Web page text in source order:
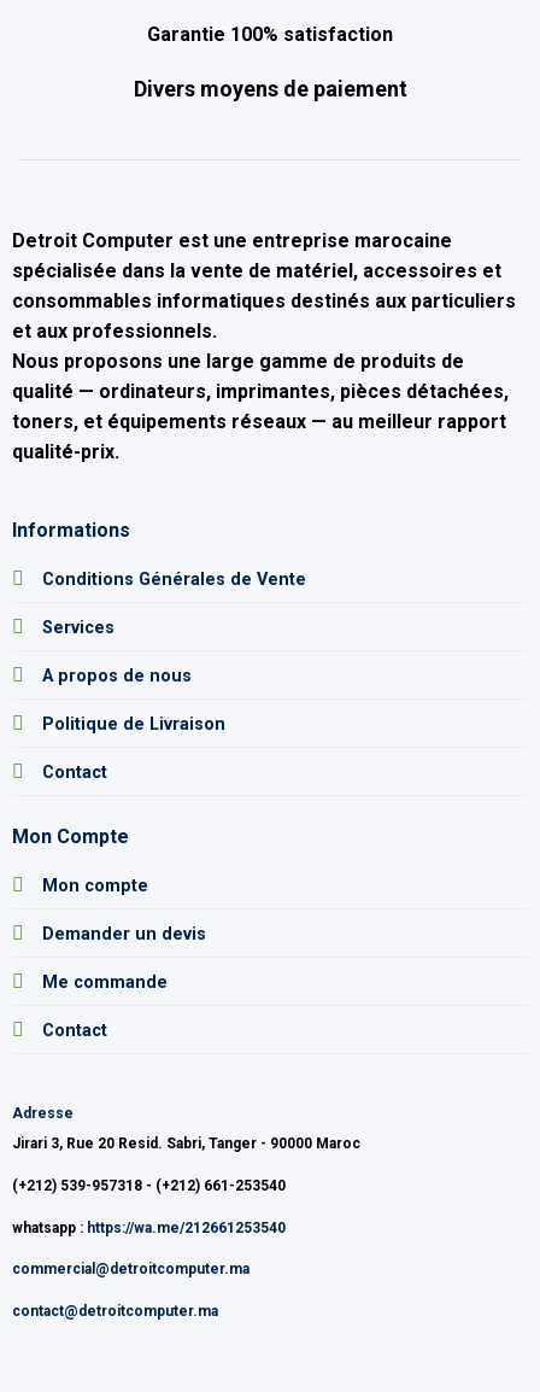
Garantie 100% satisfaction
Divers moyens de paiement
Detroit Computer est une entreprise marocaine
spécialisée dans la vente de matériel, accessoires et
consommables informatiques destinés aux particuliers
et aux professionnels.
Nous proposons une large gamme de produits de
qualité — ordinateurs, imprimantes, pièces détachées,
toners, et équipements réseaux — au meilleur rapport
qualité-prix.
Informations
Conditions Générales de Vente
Services
A propos de nous
Politique de Livraison
Contact
Mon Compte
Mon compte
Demander un devis
Me commande
Contact
Adresse
Jirari 3, Rue 20 Resid. Sabri, Tanger - 90000 Maroc
(+212) 539-957318 - (+212) 661-253540
whatsapp : https://wa.me/212661253540
commercial@detroitcomputer.ma
contact@detroitcomputer.ma